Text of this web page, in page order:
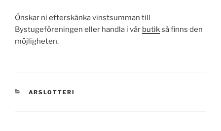
Önskar ni efterskänka vinstsumman till
Bystugeföreningen eller handla i vår butikså finns den
möjligheten.
KATEGORIER
ARSLOTTERI